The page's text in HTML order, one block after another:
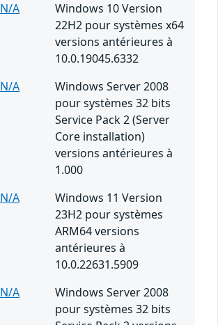
N/A
Windows 10 Version
22H2 pour systèmes x64
versions antérieures à
10.0.19045.6332
N/A
Windows Server 2008
pour systèmes 32 bits
Service Pack 2 (Server
Core installation)
versions antérieures à
1.000
N/A
Windows 11 Version
23H2 pour systèmes
ARM64 versions
antérieures à
10.0.22631.5909
N/A
Windows Server 2008
pour systèmes 32 bits